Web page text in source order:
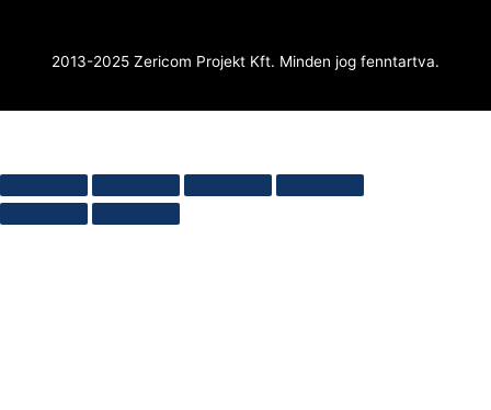
2013-2025 Zericom Projekt Kft. Minden jog fenntartva.